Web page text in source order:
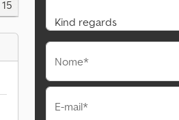
15
Nome*
E-mail*